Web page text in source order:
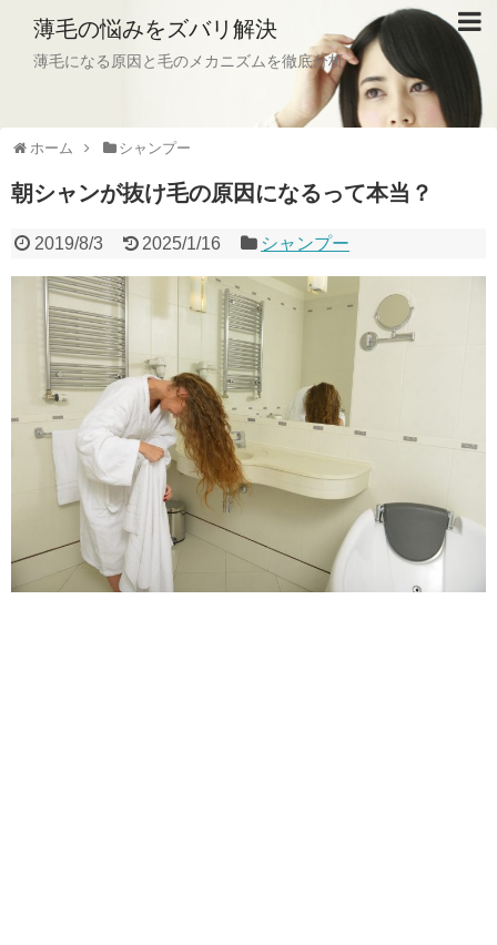
薄毛の悩みをズバリ解決
薄毛になる原因と毛のメカニズムを徹底分析
ホーム シャンプー
朝シャンが抜け毛の原因になるって本当？
2019/8/3 2025/1/16 シャンプー